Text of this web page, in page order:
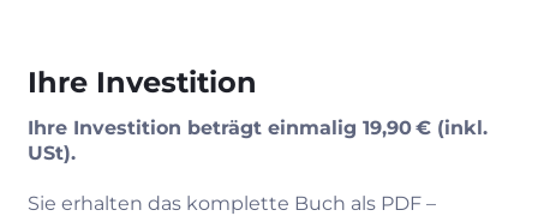
Ihre Investition
Ihre Investition beträgt einmalig 19,90 € (inkl.
USt).
Sie erhalten das komplette Buch als PDF –